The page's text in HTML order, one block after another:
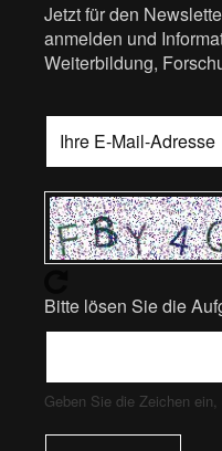
Jetzt für den
anmelden und
Weiterbildung,
Bitte lösen Sie die
Geben Sie die Zeichen